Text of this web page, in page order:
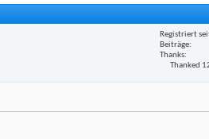
Registriert
Beiträge
Thanks
Thanked